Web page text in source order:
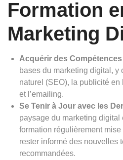
Formation
Marketing
Acquérir des Compétences
bases du marketing digital, y
naturel (SEO), la publicité
et l’emailing.
Se Tenir à Jour avec les
paysage du marketing digital
formation régulièrement
rester informé des nouvelles
recommandées.